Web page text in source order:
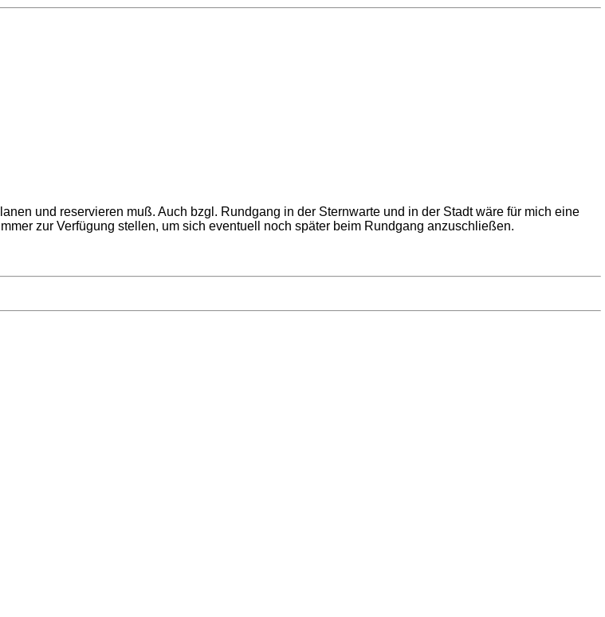
und reservieren muß. Auch bzgl. Rundgang in der Sternwarte und in der Stadt wäre für mich eine
zur Verfügung stellen, um sich eventuell noch später beim Rundgang anzuschließen.